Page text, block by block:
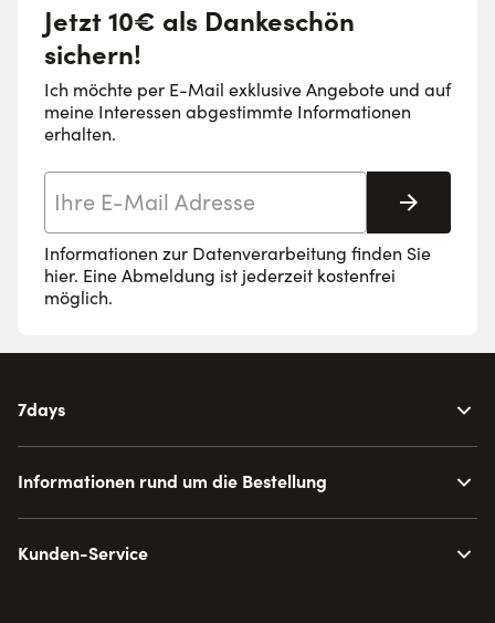
Jetzt 10€ als Dankeschön
sichern!
Ich möchte per E-Mail exklusive Angebote und auf
meine Interessen abgestimmte Informationen
erhalten.
Informationen zur Datenverarbeitung finden Sie
hier. Eine Abmeldung ist jederzeit kostenfrei
möglich.
7days
Informationen rund um die Bestellung
Kunden-Service